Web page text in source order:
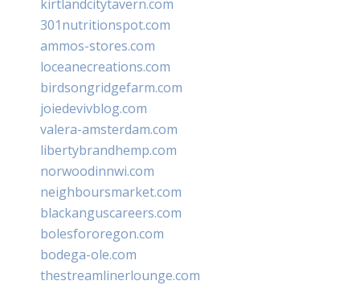
kirtlandcitytavern.com
301nutritionspot.com
ammos-stores.com
loceanecreations.com
birdsongridgefarm.com
joiedevivblog.com
valera-amsterdam.com
libertybrandhemp.com
norwoodinnwi.com
neighboursmarket.com
blackanguscareers.com
bolesfororegon.com
bodega-ole.com
thestreamlinerlounge.com